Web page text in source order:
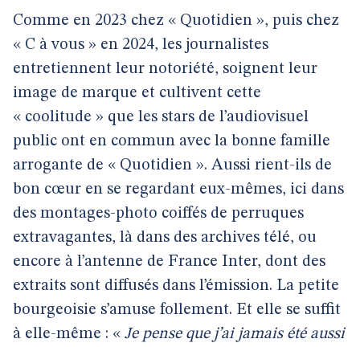
Comme en 2023 chez « Quotidien », puis chez
« C à vous » en 2024, les journalistes
entretiennent leur notoriété, soignent leur
image de marque et cultivent cette
« coolitude » que les stars de l’audiovisuel
public ont en commun avec la bonne famille
arrogante de « Quotidien ». Aussi rient-ils de
bon cœur en se regardant eux-mêmes, ici dans
des montages-photo coiffés de perruques
extravagantes, là dans des archives télé, ou
encore à l’antenne de France Inter, dont des
extraits sont diffusés dans l’émission. La petite
bourgeoisie s’amuse follement. Et elle se suffit
à elle-même : « Je pense que j’ai jamais été aussi